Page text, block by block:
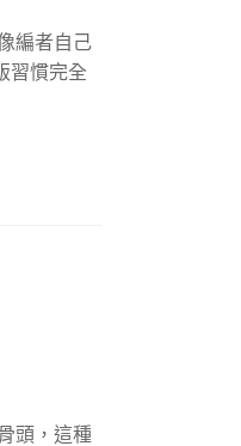
編者自己
習慣完全
頭，這種